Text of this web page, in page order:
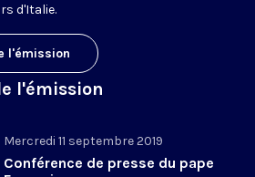
d'Italie.
l'émission
l'émission
Mercredi 11 septembre 2019
Conférence de presse du pape